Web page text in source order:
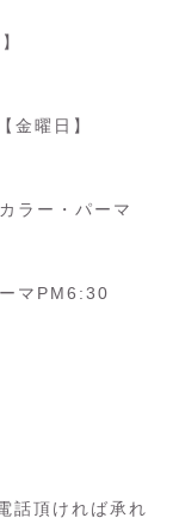
金曜日】
ラー・パーマ
マPM6:30
話頂ければ承れ